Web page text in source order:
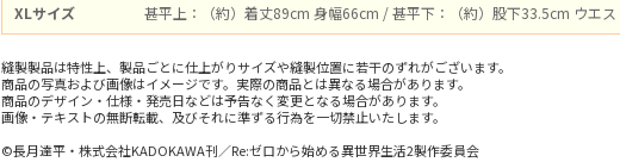
XLサイズ
甚平上：（約）着丈89cm 身幅66cm / 甚平下：（約）股下33.5cm ウエ
縫製製品は特性上、製品ごとに仕上がりサイズや縫製位置に若干のずれがございます。
商品の写真および画像はイメージです。実際の商品とは異なる場合があります。
商品のデザイン・仕様・発売日などは予告なく変更となる場合があります。
画像・テキストの無断転載、及びそれに準ずる行為を一切禁止いたします。
©長月達平・株式会社KADOKAWA刊／Re:ゼロから始める異世界生活2製作委員会